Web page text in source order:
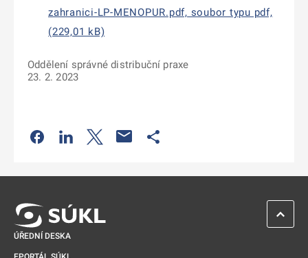
zahranici-LP-MENOPUR.pdf, soubor typu pdf,
(229,01 kB)
Oddělení správné distribuční praxe
23. 2. 2023
Odkaz se otevře na nové kartě
Odkaz se otevře na nové kartě
Odkaz se otevře na nové kartě
ÚŘEDNÍ DESKA
ZPĚT